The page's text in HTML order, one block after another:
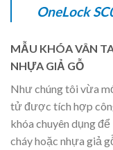
OneLock
MẪU KHÓA VÂN
NHỰA GIẢ GỖ
Như chúng tôi vừa
tử được tích hợp
khóa chuyên dụng
cháy hoặc nhựa giả